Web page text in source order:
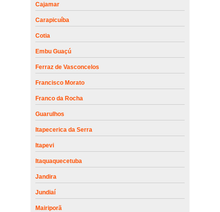
Cajamar
Carapicuíba
Cotia
Embu Guaçú
Ferraz de Vasconcelos
Francisco Morato
Franco da Rocha
Guarulhos
Itapecerica da Serra
Itapevi
Itaquaquecetuba
Jandira
Jundiaí
Mairiporã